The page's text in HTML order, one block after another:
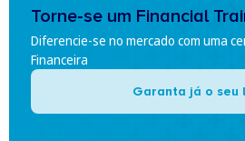
Torne-se um Financial
Diferencie-se no mercado com uma
Financeira
Garanta já o seu